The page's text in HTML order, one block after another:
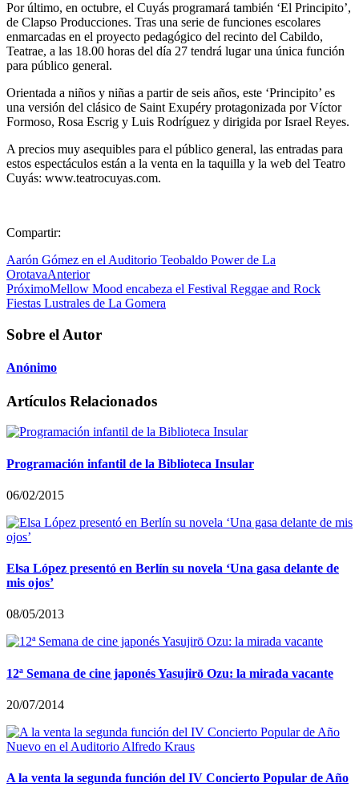
Por último, en octubre, el Cuyás programará también ‘El Principito’,
de Clapso Producciones. Tras una serie de funciones escolares
enmarcadas en el proyecto pedagógico del recinto del Cabildo,
Teatrae, a las 18.00 horas del día 27 tendrá lugar una única función
para público general.
Orientada a niños y niñas a partir de seis años, este ‘Principito’ es
una versión del clásico de Saint Exupéry protagonizada por Víctor
Formoso, Rosa Escrig y Luis Rodríguez y dirigida por Israel Reyes.
A precios muy asequibles para el público general, las entradas para
estos espectáculos están a la venta en la taquilla y la web del Teatro
Cuyás: www.teatrocuyas.com.
Compartir:
Aarón Gómez en el Auditorio Teobaldo Power de La
OrotavaAnterior
PróximoMellow Mood encabeza el Festival Reggae and Rock
Fiestas Lustrales de La Gomera
Sobre el Autor
Anónimo
Artículos Relacionados
Programación infantil de la Biblioteca Insular
06/02/2015
Elsa López presentó en Berlín su novela ‘Una gasa delante de
mis ojos’
08/05/2013
12ª Semana de cine japonés Yasujirō Ozu: la mirada vacante
20/07/2014
A la venta la segunda función del IV Concierto Popular de Año